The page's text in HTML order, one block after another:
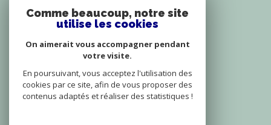
versailles
Comme beaucoup, notre site
utilise les cookies
On aimerait vous accompagner pendant
votre visite.
En poursuivant, vous acceptez l'utilisation des
cookies par ce site, afin de vous proposer des
contenus adaptés et réaliser des statistiques !